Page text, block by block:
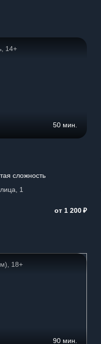
14+
50 мин.
сложность
1
от 1 200₽
18+
90 мин.